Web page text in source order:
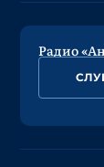
Радио